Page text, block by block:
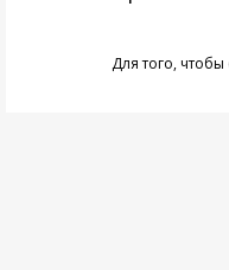
Для того,